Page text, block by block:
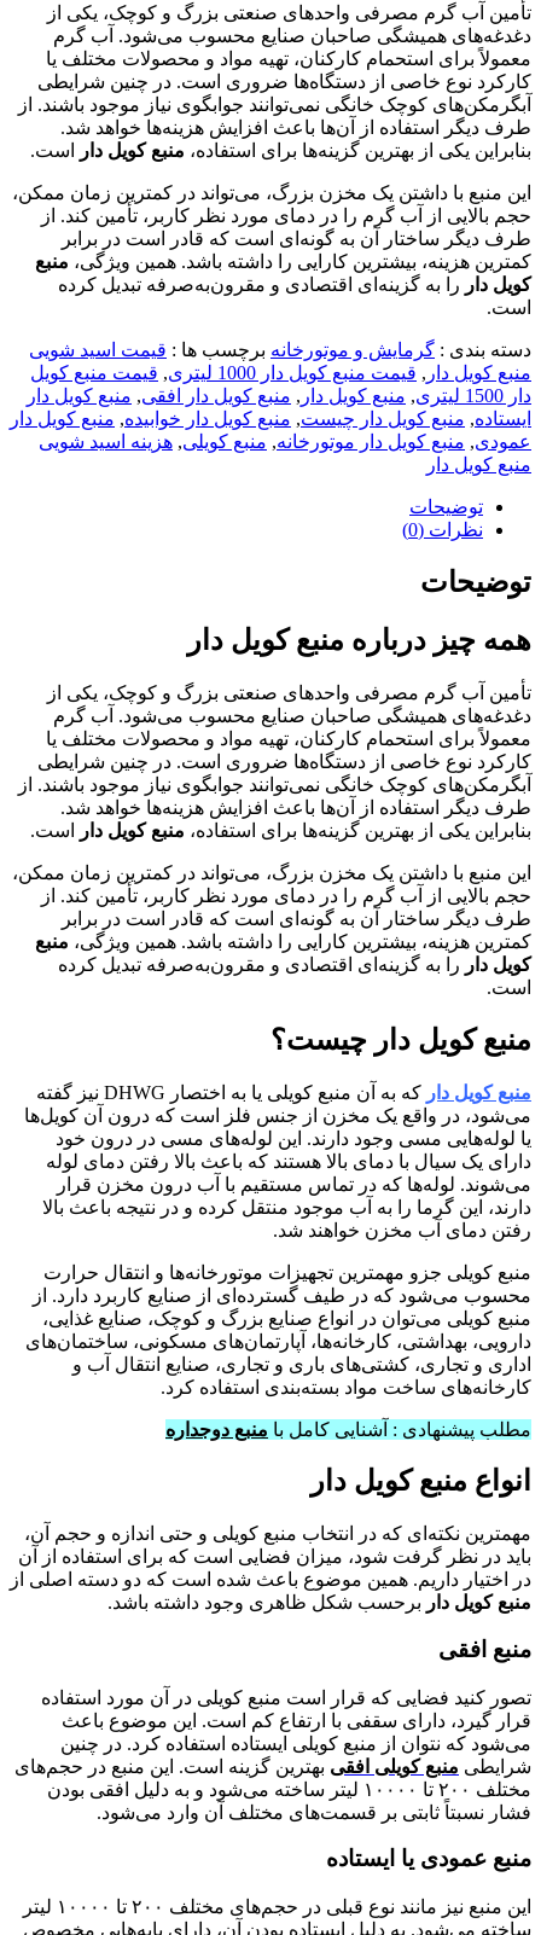
تأمین آب گرم مصرفی واحدهای صنعتی بزرگ و کوچک، یکی از
دغدغه‌های همیشگی صاحبان صنایع محسوب می‌شود. آب گرم
معمولاً برای استحمام کارکنان، تهیه مواد و محصولات مختلف یا
کارکرد نوع خاصی از دستگاه‌ها ضروری است. در چنین شرایطی
آبگرمکن‌های کوچک خانگی نمی‌توانند جوابگوی نیاز موجود باشند. از
طرف دیگر استفاده از آن‌ها باعث افزایش هزینه‌ها خواهد شد.
بنابراین یکی از بهترین گزینه‌ها برای استفاده، منبع کویل دار است.
این منبع با داشتن یک مخزن بزرگ، می‌تواند در کمترین زمان ممکن،
حجم بالایی از آب گرم را در دمای مورد نظر کاربر، تأمین کند. از
طرف دیگر ساختار آن به گونه‌ای است که قادر است در برابر
کمترین هزینه، بیشترین کارایی را داشته باشد. همین ویژگی، منبع
کویل دار را به گزینه‌ای اقتصادی و مقرون‌به‌صرفه تبدیل کرده
است.
دسته بندی : گرمایش و موتورخانه برچسب ها : قیمت اسید شویی
منبع کویل دار , قیمت منبع کویل دار 1000 لیتری , قیمت منبع کویل
دار 1500 لیتری
, منبع کویل دار , منبع کویل دار افقی, منبع کویل دار
ایستاده, منبع کویل دار چیست, منبع کویل دار خوابیده, منبع کویل دار
عمودی, منبع کویل دار موتورخانه, منبع کویلی, هزینه اسید شویی
منبع کویل دار
توضیحات
نظرات (0)
توضیحات
همه چیز درباره منبع کویل دار
تأمین آب گرم مصرفی واحدهای صنعتی بزرگ و کوچک، یکی از
دغدغه‌های همیشگی صاحبان صنایع محسوب می‌شود. آب گرم
معمولاً برای استحمام کارکنان، تهیه مواد و محصولات مختلف یا
کارکرد نوع خاصی از دستگاه‌ها ضروری است. در چنین شرایطی
آبگرمکن‌های کوچک خانگی نمی‌توانند جوابگوی نیاز موجود باشند. از
طرف دیگر استفاده از آن‌ها باعث افزایش هزینه‌ها خواهد شد.
بنابراین یکی از بهترین گزینه‌ها برای استفاده، منبع کویل دار است.
این منبع با داشتن یک مخزن بزرگ، می‌تواند در کمترین زمان ممکن،
حجم بالایی از آب گرم را در دمای مورد نظر کاربر، تأمین کند. از
طرف دیگر ساختار آن به گونه‌ای است که قادر است در برابر
کمترین هزینه، بیشترین کارایی را داشته باشد. همین ویژگی، منبع
کویل دار را به گزینه‌ای اقتصادی و مقرون‌به‌صرفه تبدیل کرده
است.
منبع کویل دار چیست؟
منبع کویل دار
که به آن منبع کویلی یا به اختصار DHWG نیز گفته
می‌شود، در واقع یک مخزن از جنس فلز است که درون آن کویل‌ها
یا لوله‌هایی مسی وجود دارند. این لوله‌های مسی در درون خود
دارای یک سیال با دمای بالا هستند که باعث بالا رفتن دمای لوله
می‌شوند. لوله‌ها که در تماس مستقیم با آب درون مخزن قرار
دارند، این گرما را به آب موجود منتقل کرده و در نتیجه باعث بالا
رفتن دمای آب مخزن خواهند شد.
منبع کویلی جزو مهمترین تجهیزات موتورخانه‌ها و انتقال حرارت
محسوب می‌شود که در طیف گسترده‌ای از صنایع کاربرد دارد. از
منبع کویلی می‌توان در انواع صنایع بزرگ و کوچک، صنایع غذایی،
دارویی، بهداشتی، کارخانه‌ها، آپارتمان‌های مسکونی، ساختمان‌های
اداری و تجاری، کشتی‌های باری و تجاری، صنایع انتقال آب و
کارخانه‌های ساخت مواد بسته‌بندی استفاده کرد.
مطلب پیشنهادی : آشنایی کامل با منبع دوجداره
انواع منبع کویل دار
مهمترین نکته‌ای که در انتخاب منبع کویلی و حتی اندازه و حجم آن،
باید در نظر گرفت شود، میزان فضایی است که برای استفاده از آن
در اختیار داریم. همین موضوع باعث شده است که دو دسته اصلی از
منبع کویل دار برحسب شکل ظاهری وجود داشته باشد.
منبع افقی
تصور کنید فضایی که قرار است منبع کویلی در آن مورد استفاده
قرار گیرد، دارای سقفی با ارتفاع کم است. این موضوع باعث
می‌شود که نتوان از منبع کویلی ایستاده استفاده کرد. در چنین
شرایطی منبع کویلی افقی بهترین گزینه است. این منبع در حجم‌های
مختلف ۲۰۰ تا ۱۰۰۰۰ لیتر ساخته می‌شود و به دلیل افقی بودن
فشار نسبتاً ثابتی بر قسمت‌های مختلف آن وارد می‌شود.
منبع عمودی یا ایستاده
این منبع نیز مانند نوع قبلی در حجم‌های مختلف ۲۰۰ تا ۱۰۰۰۰ لیتر
ساخته می‌شود. به دلیل ایستاده بودن آن، دارای پایه‌هایی مخصوص